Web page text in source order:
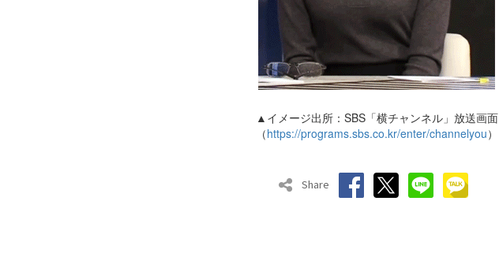
▲イメージ出所：SBS「横チャンネル」放送画面
（https://programs.sbs.co.kr/enter/channelyou）
Share